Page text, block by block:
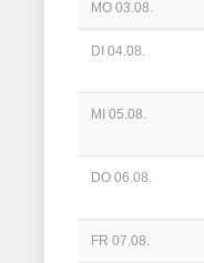
MO 03.08.
DI 04.08.
MI 05.08.
DO 06.08.
FR 07.08.